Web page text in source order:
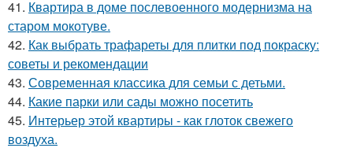
41. Квартира в доме послевоенного модернизма на
старом мокотуве.
42. Как выбрать трафареты для плитки под покраску:
советы и рекомендации
43. Современная классика для семьи с детьми.
44. Какие парки или сады можно посетить
45. Интерьер этой квартиры - как глоток свежего
воздуха.